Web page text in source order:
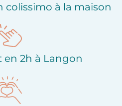
colissimo à la maison
en 2h à Langon